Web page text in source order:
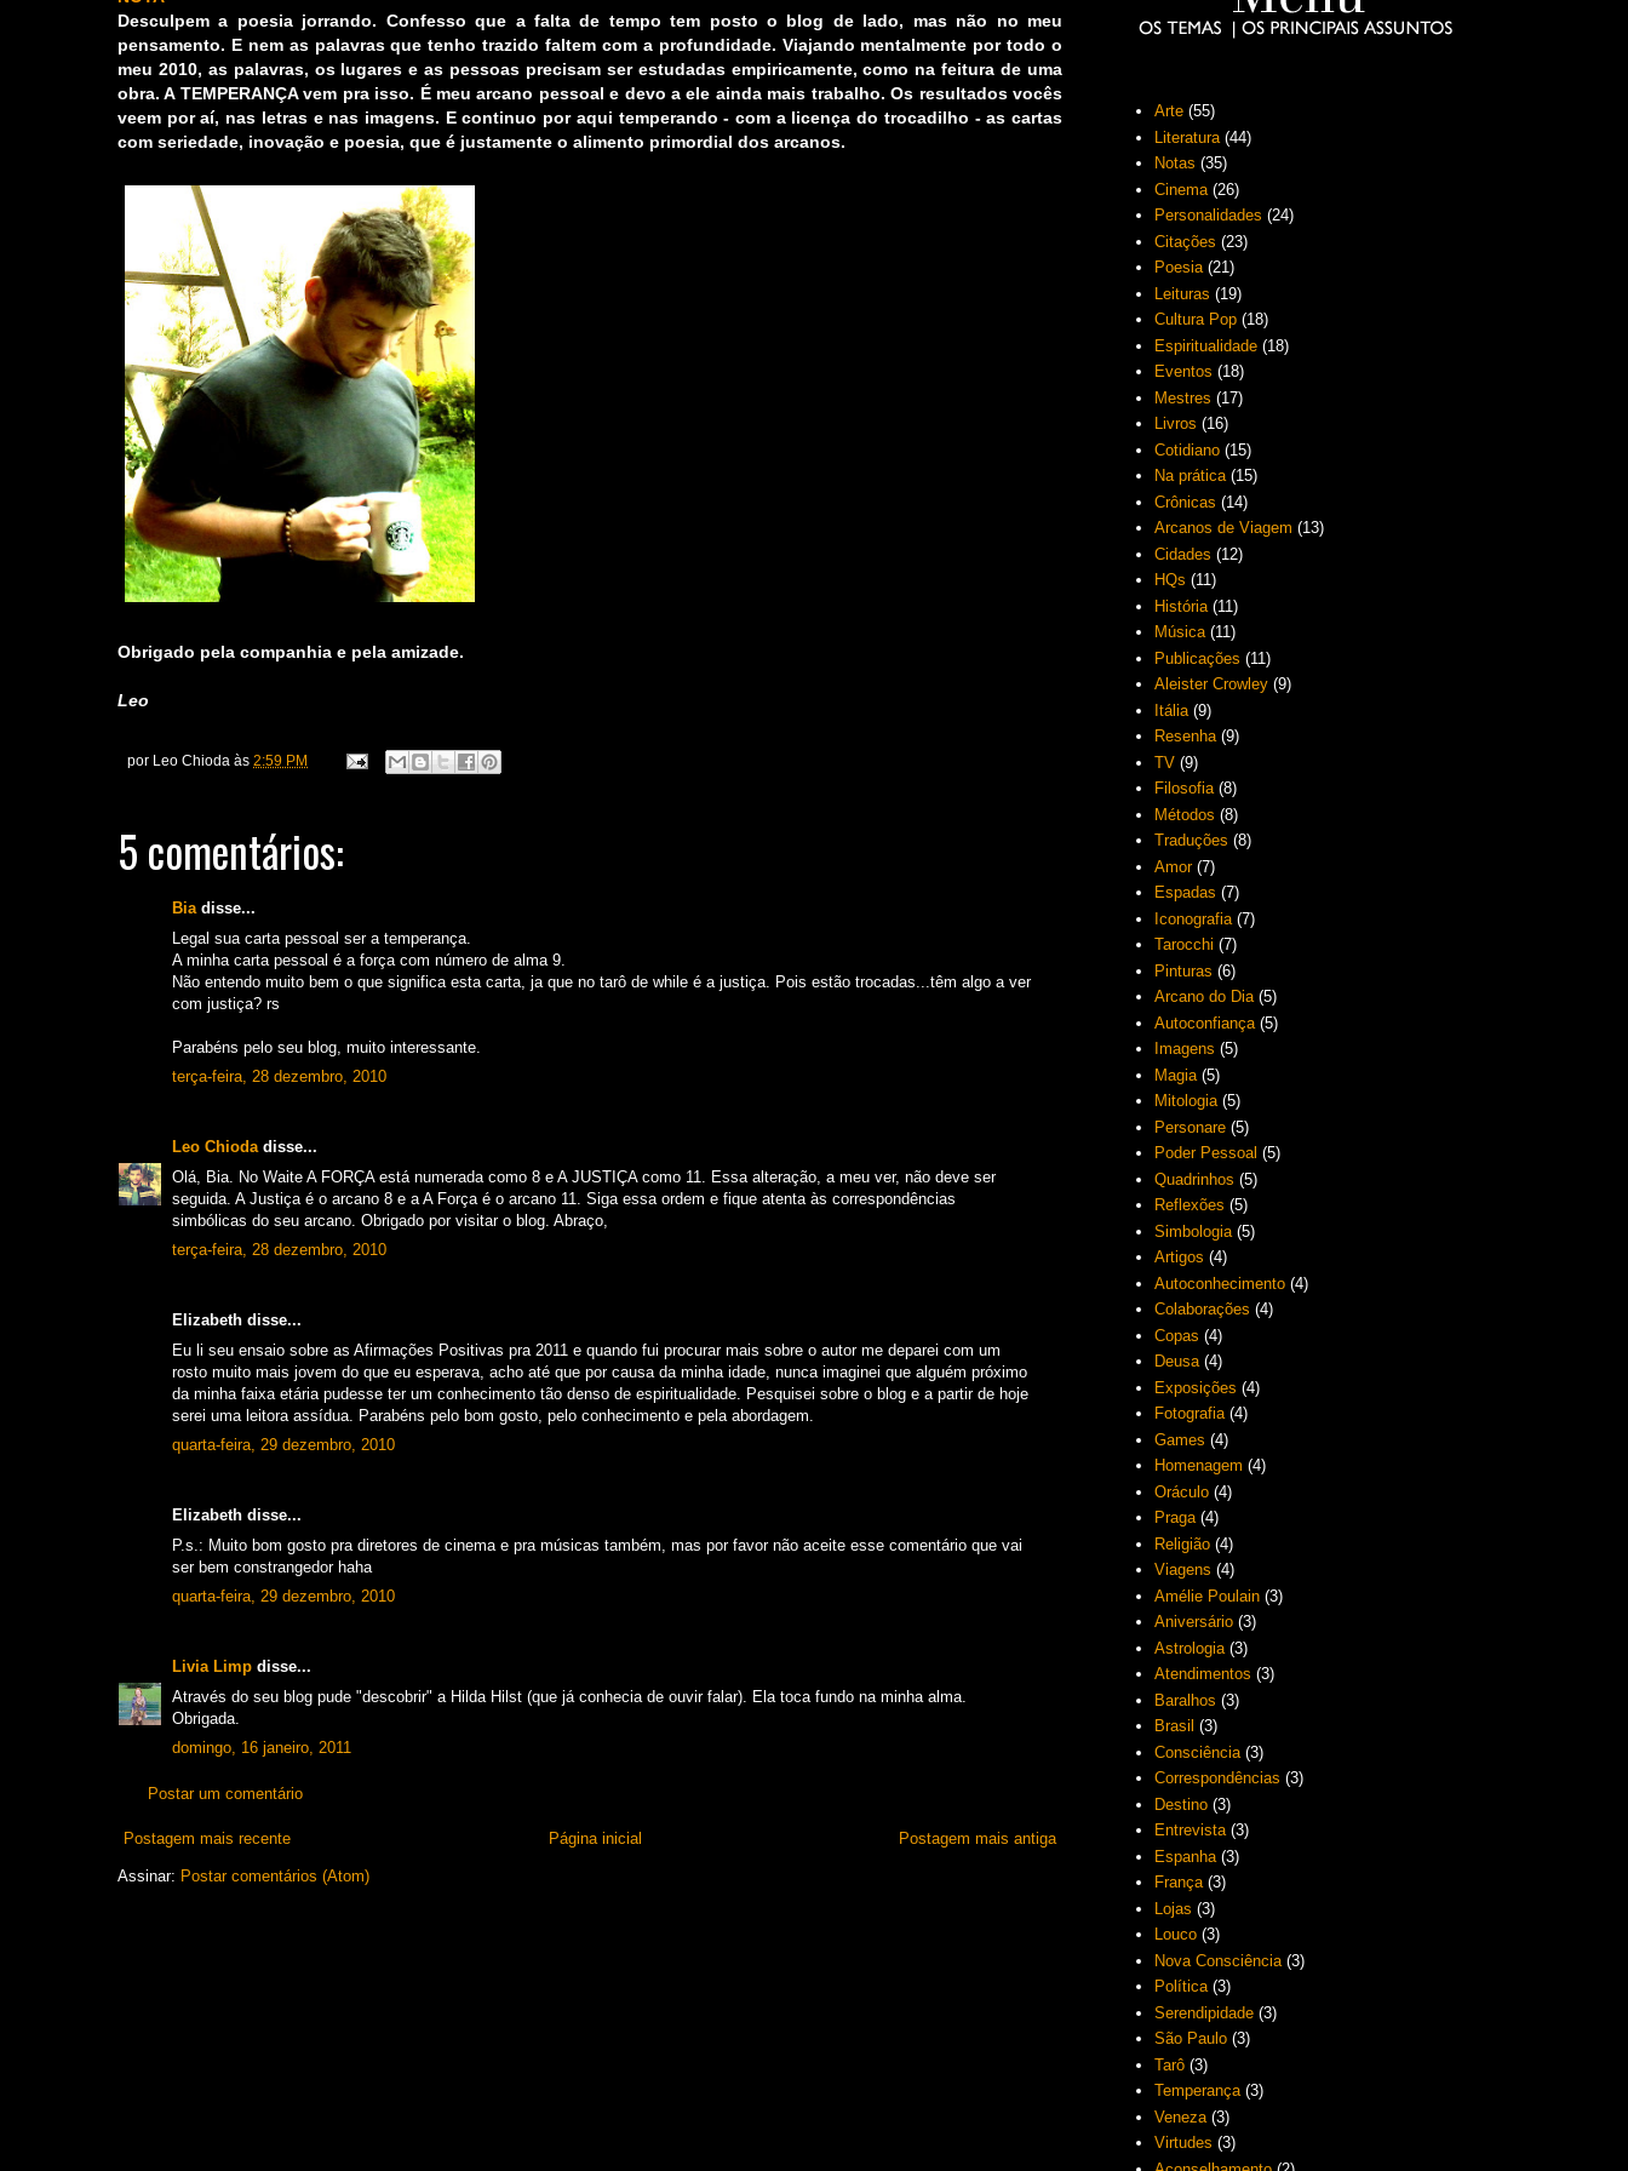
Desculpem a poesia jorrando. Confesso que a falta de tempo tem posto o blog de lado, mas não no meu
pensamento. E nem as palavras que tenho trazido faltem com a profundidade. Viajando mentalmente por todo o
meu 2010, as palavras, os lugares e as pessoas precisam ser estudadas empiricamente, como na feitura de uma
obra. A TEMPERANÇA vem pra isso. É meu arcano pessoal e devo a ele ainda mais trabalho. Os resultados vocês
veem por aí, nas letras e nas imagens. E continuo por aqui temperando - com a licença do trocadilho - as cartas
com seriedade, inovação e poesia, que é justamente o alimento primordial dos arcanos.
Obrigado pela companhia e pela amizade.
Leo
por Leo Chioda às 2:59 PM
5 comentários:
Biadisse...
Legal sua carta pessoal ser a temperança.
A minha carta pessoal é a força com número de alma 9.
Não entendo muito bem o que significa esta carta, ja que no tarô de while é a justiça. Pois estão trocadas...têm algo a ver
com justiça? rs
Parabéns pelo seu blog, muito interessante.
terça-feira, 28 dezembro, 2010
Leo Chiodadisse...
Olá, Bia. No Waite A FORÇA está numerada como 8 e A JUSTIÇA como 11. Essa alteração, a meu ver, não deve ser
seguida. A Justiça é o arcano 8 e a A Força é o arcano 11. Siga essa ordem e fique atenta às correspondências
simbólicas do seu arcano. Obrigado por visitar o blog. Abraço,
terça-feira, 28 dezembro, 2010
Elizabeth disse...
Eu li seu ensaio sobre as Afirmações Positivas pra 2011 e quando fui procurar mais sobre o autor me deparei com um
rosto muito mais jovem do que eu esperava, acho até que por causa da minha idade, nunca imaginei que alguém próximo
da minha faixa etária pudesse ter um conhecimento tão denso de espiritualidade. Pesquisei sobre o blog e a partir de hoje
serei uma leitora assídua. Parabéns pelo bom gosto, pelo conhecimento e pela abordagem.
quarta-feira, 29 dezembro, 2010
Elizabeth disse...
P.s.: Muito bom gosto pra diretores de cinema e pra músicas também, mas por favor não aceite esse comentário que vai
ser bem constrangedor haha
quarta-feira, 29 dezembro, 2010
Livia Limp disse...
Através do seu blog pude "descobrir" a Hilda Hilst (que já conhecia de ouvir falar). Ela toca fundo na minha alma.
Obrigada.
domingo, 16 janeiro, 2011
Postar um comentário
Postagem mais recente Postagem mais antiga
Página inicial
Assinar: Postar comentários (Atom)
Arte (55)
Literatura (44)
Notas (35)
Cinema (26)
Personalidades (24)
Citações (23)
Poesia (21)
Leituras (19)
Cultura Pop (18)
Espiritualidade (18)
Eventos (18)
Mestres (17)
Livros (16)
Cotidiano (15)
Na prática (15)
Crônicas (14)
Arcanos de Viagem (13)
Cidades (12)
HQs (11)
História (11)
Música (11)
Publicações (11)
Aleister Crowley (9)
Itália (9)
Resenha (9)
TV (9)
Filosofia (8)
Métodos (8)
Traduções (8)
Amor (7)
Espadas (7)
Iconografia (7)
Tarocchi (7)
Pinturas (6)
Arcano do Dia (5)
Autoconfiança (5)
Imagens (5)
Magia (5)
Mitologia (5)
Personare (5)
Poder Pessoal (5)
Quadrinhos (5)
Reflexões (5)
Simbologia (5)
Artigos (4)
Autoconhecimento (4)
Colaborações (4)
Copas (4)
Deusa (4)
Exposições (4)
Fotografia (4)
Games (4)
Homenagem (4)
Oráculo (4)
Praga (4)
Religião (4)
Viagens (4)
Amélie Poulain (3)
Aniversário (3)
Astrologia (3)
Atendimentos (3)
Baralhos (3)
Brasil (3)
Consciência (3)
Correspondências (3)
Destino (3)
Entrevista (3)
Espanha (3)
França (3)
Lojas (3)
Louco (3)
Nova Consciência (3)
Política (3)
Serendipidade (3)
São Paulo (3)
Tarô (3)
Temperança (3)
Veneza (3)
Virtudes (3)